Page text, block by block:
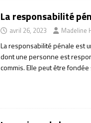
La responsabilité
avril 26, 2023 Madeline
La responsabilité pénale est
dont une personne est
commis. Elle peut être